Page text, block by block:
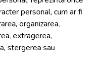
personal, cum ar fi
organizarea,
extragerea,
stergerea sau